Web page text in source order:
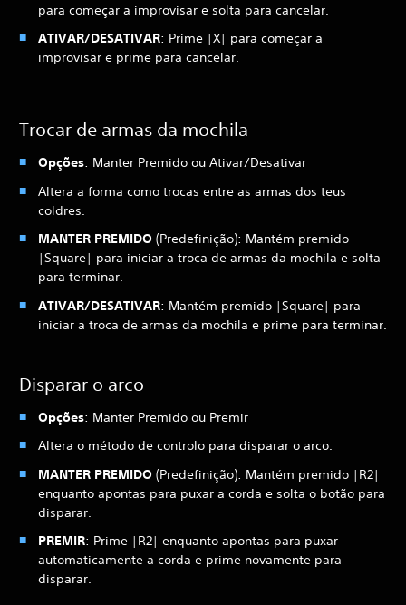
para começar a improvisar e solta para cancelar.
ATIVAR/DESATIVAR: Prime |X| para começar a
improvisar e prime para cancelar.
Trocar de armas da mochila
Opções: Manter Premido ou Ativar/Desativar
Altera a forma como trocas entre as armas dos teus
coldres.
MANTER PREMIDO (Predefinição): Mantém premido
|Square| para iniciar a troca de armas da mochila e solta
para terminar.
ATIVAR/DESATIVAR: Mantém premido |Square| para
iniciar a troca de armas da mochila e prime para terminar.
Disparar o arco
Opções: Manter Premido ou Premir
Altera o método de controlo para disparar o arco.
MANTER PREMIDO (Predefinição): Mantém premido |R2|
enquanto apontas para puxar a corda e solta o botão para
disparar.
PREMIR: Prime |R2| enquanto apontas para puxar
automaticamente a corda e prime novamente para
disparar.